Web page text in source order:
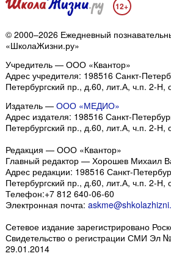
12+
© 2000–2026 Ежедневный
«ШколаЖизни.ру»
Учредитель — ООО «Квантор»
Адрес учредителя: 198516 Санкт-
Петербургский пр., д.60, лит.А, ч.п. 2-
Издатель — ООО «МЕДИО»
Адрес издателя: 198516 Санкт-
Петербургский пр., д.60, лит.А, ч.п. 2-Н,
Редакция — ООО «Квантор»
Главный редактор — Хорошев Михаил
Адрес редакции: 198516 Санкт-
Петербургский пр., д.60, лит.А, ч.п. 2-
Телефон:+7 812 640-06-60
Электронная почта:
Сетевое издание зарегистрировано
Свидетельство о регистрации СМИ Эл
29.01.2014